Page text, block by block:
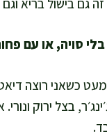
כשאני רוצה
בצל ירוק